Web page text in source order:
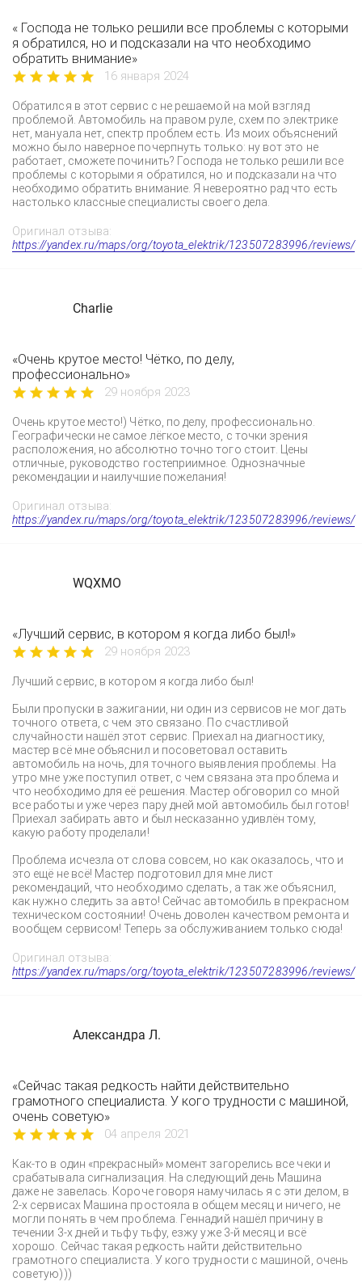
« Господа не только решили все проблемы с которыми
я обратился, но и подсказали на что необходимо
обратить внимание»
16 января 2024
Обратился в этот сервис с не решаемой на мой взгляд
проблемой. Автомобиль на правом руле, схем по электрике
нет, мануала нет, спектр проблем есть. Из моих объяснений
можно было наверное почерпнуть только: ну вот это не
работает, сможете починить? Господа не только решили все
проблемы с которыми я обратился, но и подсказали на что
необходимо обратить внимание. Я невероятно рад что есть
настолько классные специалисты своего дела.
Оригинал отзыва:
https://yandex.ru/maps/org/toyota_elektrik/123507283996/reviews/
Charlie
«Очень крутое место! Чётко, по делу,
профессионально»
29 ноября 2023
Очень крутое место!) Чётко, по делу, профессионально.
Географически не самое лёгкое место, с точки зрения
расположения, но абсолютно точно того стоит. Цены
отличные, руководство гостеприимное. Однозначные
рекомендации и наилучшие пожелания!
Оригинал отзыва:
https://yandex.ru/maps/org/toyota_elektrik/123507283996/reviews/
WQXMO
«Лучший сервис, в котором я когда либо был!»
29 ноября 2023
Лучший сервис, в котором я когда либо был!
Были пропуски в зажигании, ни один из сервисов не мог дать
точного ответа, с чем это связано. По счастливой
случайности нашёл этот сервис. Приехал на диагностику,
мастер всё мне объяснил и посоветовал оставить
автомобиль на ночь, для точного выявления проблемы. На
утро мне уже поступил ответ, с чем связана эта проблема и
что необходимо для её решения. Мастер обговорил со мной
все работы и уже через пару дней мой автомобиль был готов!
Приехал забирать авто и был несказанно удивлён тому,
какую работу проделали!
Проблема исчезла от слова совсем, но как оказалось, что и
это ещё не всё! Мастер подготовил для мне лист
рекомендаций, что необходимо сделать, а так же объяснил,
как нужно следить за авто! Сейчас автомобиль в прекрасном
техническом состоянии! Очень доволен качеством ремонта и
вообщем сервисом! Теперь за обслуживанием только сюда!
Оригинал отзыва:
https://yandex.ru/maps/org/toyota_elektrik/123507283996/reviews/
Александра Л.
«Сейчас такая редкость найти действительно
грамотного специалиста. У кого трудности с машиной,
очень советую»
04 апреля 2021
Как-то в один «прекрасный» момент загорелись все чеки и
срабатывала сигнализация. На следующий день Машина
даже не завелась. Короче говоря намучилась я с эти делом, в
2-х сервисах Машина простояла в общем месяц и ничего, не
могли понять в чем проблема. Геннадий нашёл причину в
течении 3-х дней и тьфу тьфу, езжу уже 3-й месяц и всё
хорошо. Сейчас такая редкость найти действительно
грамотного специалиста. У кого трудности с машиной, очень
советую)))